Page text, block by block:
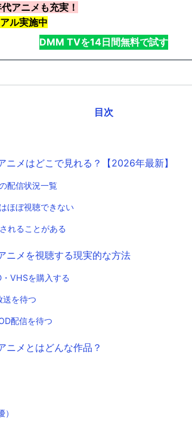
アニメも充実！
ル実施中
DMM TVを14日間無料で試す
目次
ニメはどこで見れる？【2026年最新】
配信状況一覧
ほぼ視聴できない
れることがある
ニメを視聴する現実的な方法
VHSを購入する
を待つ
配信を待つ
ニメとはどんな作品？